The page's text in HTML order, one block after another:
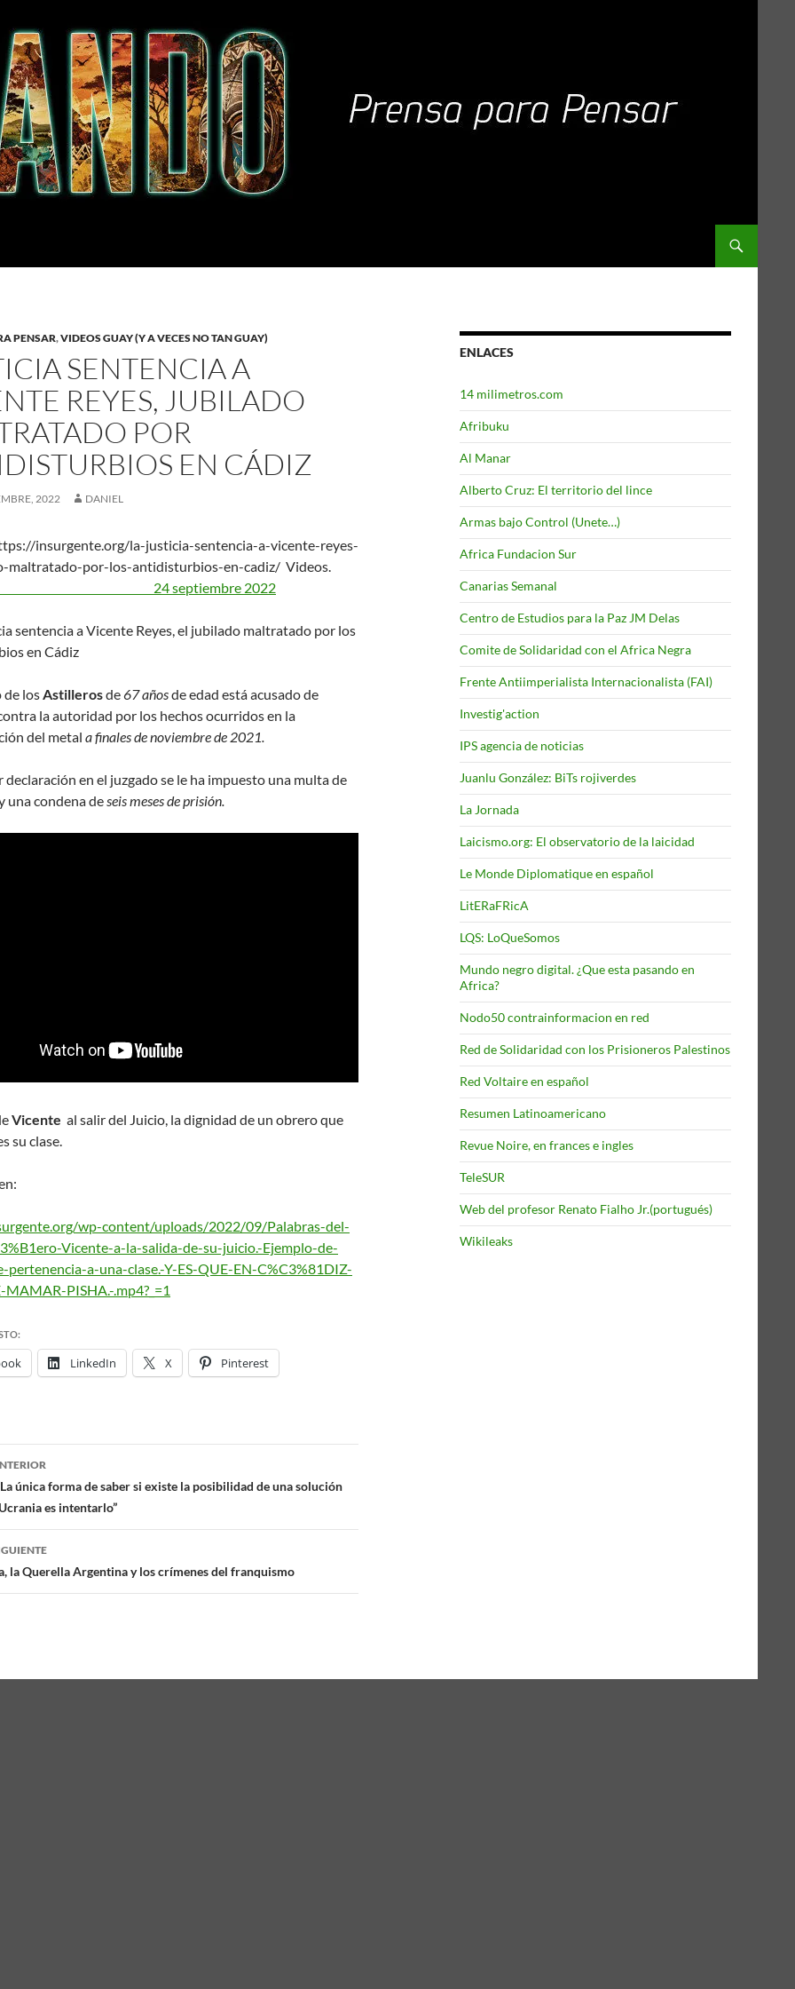
PENSAR,VIDEOS GUAY (Y A VECES NO TAN GUAY)
SENTENCIA A
REYES, JUBILADO
POR
EN CÁDIZ
2022 DANIEL
insurgente.org/la-justicia-sentencia-a-vicente-reyes-
maltratado-por-los-antidisturbios-en-cadiz/ Videos.
2022
de losAstillerosde67 añosde edad está acusado de
la autoridad por los hechos ocurridos en la
del metal a finales de noviembre de 2021.
declaración en el juzgado se le ha impuesto una multa de
una condena deseis meses de prisión.
Vicente al salir del Juicio, la dignidad de un obrero que
su clase.
wp-content/uploads/2022/09/Palabras-del-
Vicente-a-la-salida-de-su-juicio.-Ejemplo-de-
pertenencia-a-una-clase.-Y-ES-QUE-EN-C%C3%81DIZ-
MAMAR-PISHA.-.mp4?_=1
LinkedIn X Pinterest
única forma de saber si existe la posibilidad de una solución
es intentarlo”
la Querella Argentina y los crímenes del franquismo
ENLACES
14 milimetros.com
Afribuku
Al Manar
Alberto Cruz: El territorio del lince
Armas bajo Control (Unete…)
Africa Fundacion Sur
Canarias Semanal
Centro de Estudios para la Paz JM Delas
Comite de Solidaridad con el Africa Negra
Frente Antiimperialista Internacionalista (FAI)
Investig'action
IPS agencia de noticias
Juanlu González: BiTs rojiverdes
La Jornada
Laicismo.org: El observatorio de la laicidad
Le Monde Diplomatique en español
LitERaFRicA
LQS: LoQueSomos
Mundo negro digital. ¿Que esta pasando en
Africa?
Nodo50 contrainformacion en red
Red de Solidaridad con los Prisioneros Palestinos
Red Voltaire en español
Resumen Latinoamericano
Revue Noire, en frances e ingles
TeleSUR
Web del profesor Renato Fialho Jr.(portugués)
Wikileaks